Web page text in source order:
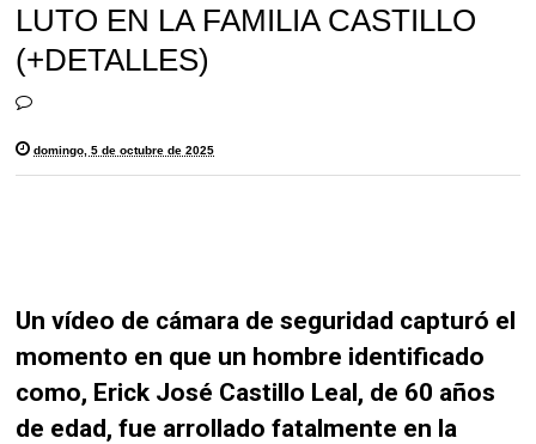
LUTO EN LA FAMILIA CASTILLO
(+DETALLES)
domingo, 5 de octubre de 2025
Un vídeo de cámara de seguridad capturó el
momento en que un hombre identificado
como, Erick José Castillo Leal, de 60 años
de edad, fue arrollado fatalmente en la